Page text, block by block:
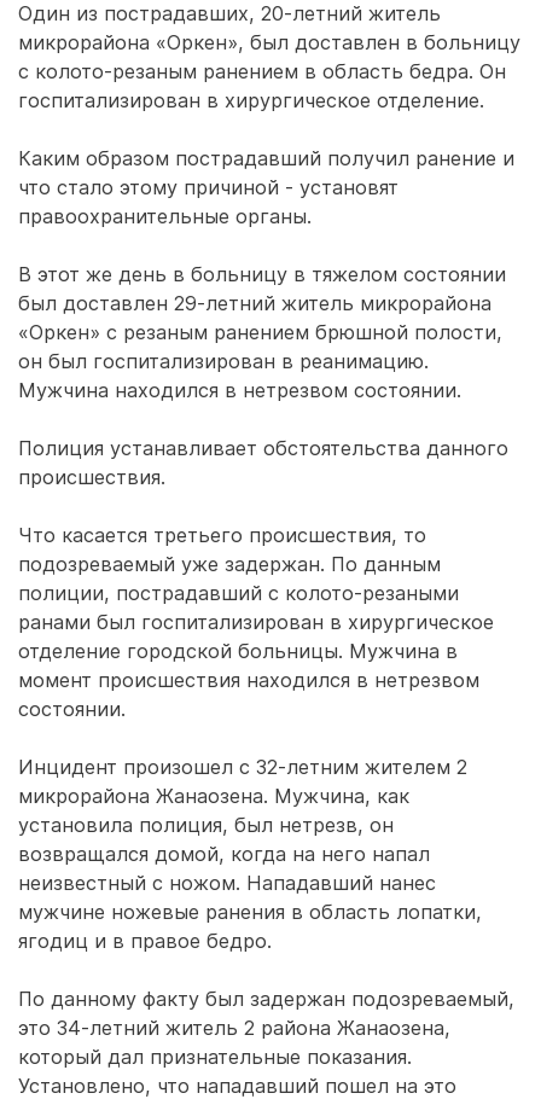
Один из пострадавших, 20-летний житель
микрорайона «Оркен», был доставлен в больницу
с колото-резаным ранением в область бедра. Он
госпитализирован в хирургическое отделение.
Каким образом пострадавший получил ранение и
что стало этому причиной - установят
правоохранительные органы.
В этот же день в больницу в тяжелом состоянии
был доставлен 29-летний житель микрорайона
«Оркен» с резаным ранением брюшной полости,
он был госпитализирован в реанимацию.
Мужчина находился в нетрезвом состоянии.
Полиция устанавливает обстоятельства данного
происшествия.
Что касается третьего происшествия, то
подозреваемый уже задержан. По данным
полиции, пострадавший с колото-резаными
ранами был госпитализирован в хирургическое
отделение городской больницы. Мужчина в
момент происшествия находился в нетрезвом
состоянии.
Инцидент произошел с 32-летним жителем 2
микрорайона Жанаозена. Мужчина, как
установила полиция, был нетрезв, он
возвращался домой, когда на него напал
неизвестный с ножом. Нападавший нанес
мужчине ножевые ранения в область лопатки,
ягодиц и в правое бедро.
По данному факту был задержан подозреваемый,
это 34-летний житель 2 района Жанаозена,
который дал признательные показания.
Установлено, что нападавший пошел на это